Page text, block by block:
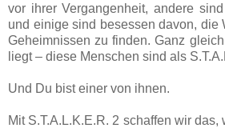
vor ihrer Vergangenheit, andere
und einige sind besessen davon, die
Geheimnissen zu finden. Ganz
liegt – diese Menschen sind als
Und Du bist einer von ihnen.
Mit S.T.A.L.K.E.R. 2 schaffen wir